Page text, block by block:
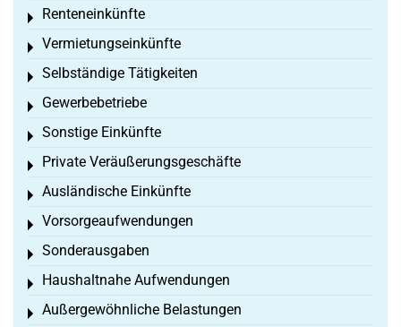
Renteneinkünfte
Toggle menu
Vermietungseinkünfte
Toggle menu
Selbständige Tätigkeiten
Toggle menu
Gewerbebetriebe
Toggle menu
Sonstige Einkünfte
Toggle menu
Private Veräußerungsgeschäfte
Toggle menu
Ausländische Einkünfte
Toggle menu
Vorsorgeaufwendungen
Toggle menu
Sonderausgaben
Toggle menu
Haushaltnahe Aufwendungen
Toggle menu
Außergewöhnliche Belastungen
Toggle menu